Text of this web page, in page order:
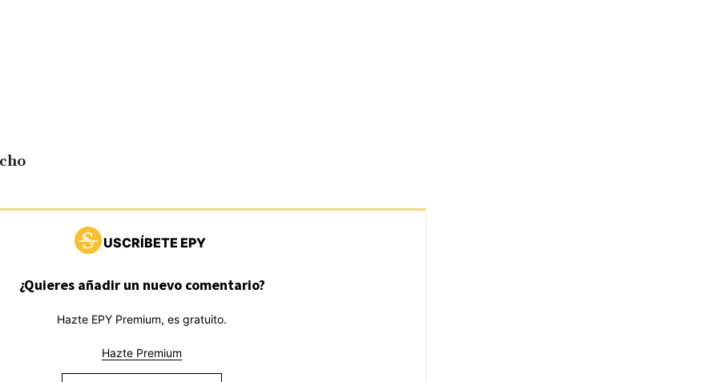
USCRÍBETE EPY
¿Quieres añadir un nuevo comentario?
Hazte EPY Premium, es gratuito.
Hazte Premium